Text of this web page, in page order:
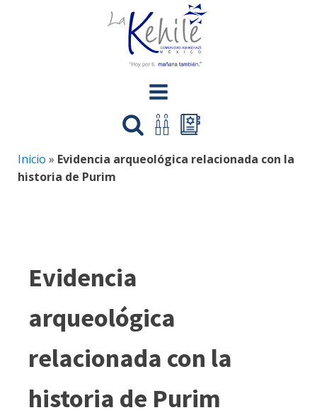
Inicio » Evidencia arqueológica relacionada con la
historia de Purim
Evidencia
arqueológica
relacionada con la
historia de Purim